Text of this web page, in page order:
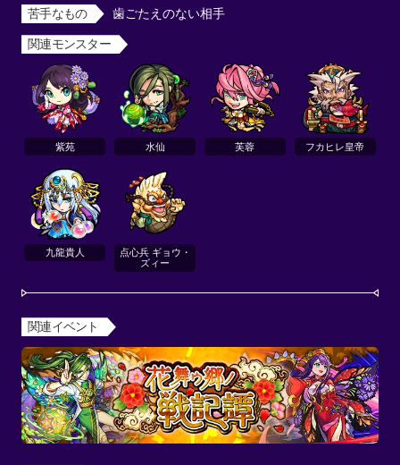
苦手なもの 歯ごたえのない相手
関連モンスター
紫苑 水仙 芙蓉 フカヒレ皇帝
九龍貴人
点心兵 ギョウ・
ズィー
関連イベント